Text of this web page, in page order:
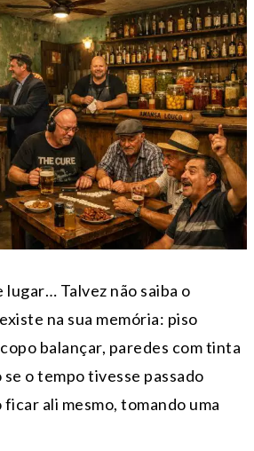
lugar… Talvez não saiba o
na sua memória: piso
balançar, paredes com tinta
o tempo tivesse passado
ali mesmo, tomando uma